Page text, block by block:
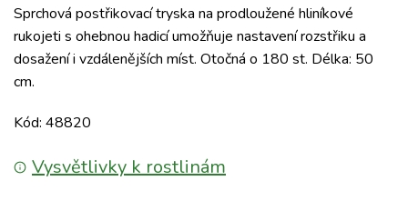
Sprchová postřikovací tryska na prodloužené hliníkové
rukojeti s ohebnou hadicí umožňuje nastavení rozstřiku a
dosažení i vzdálenějších míst. Otočná o 180 st. Délka: 50
cm.
Kód: 48820
Vysvětlivky k rostlinám